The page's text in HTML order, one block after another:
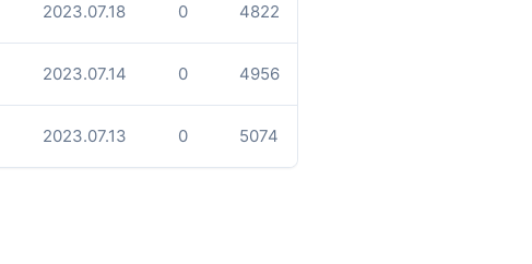
2023.07.18 0 4822
2023.07.14 0 4956
2023.07.13 0 5074